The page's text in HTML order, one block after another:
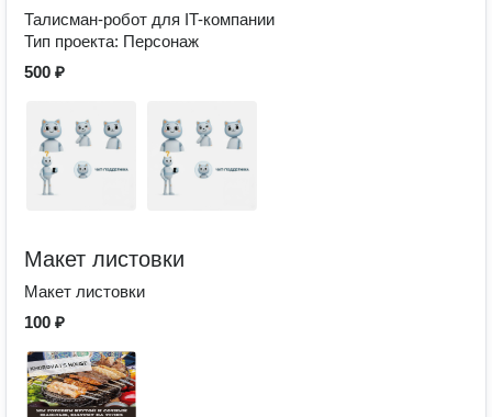
Талисман-робот для IT-компании
Тип проекта: Персонаж
500 ₽
Макет листовки
Макет листовки
100 ₽